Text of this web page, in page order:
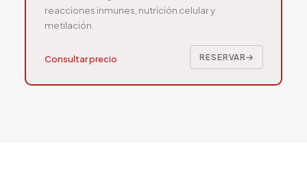
reacciones inmunes, nutrición celular y
metilación.
Consultar precio RESERVAR